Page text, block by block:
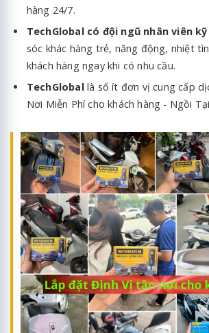
hàng 24/7.
TechGlobal có đội ngũ nhân viên
sóc khác hàng trẻ, năng động, nhiệt
khách hàng ngay khi có nhu cầu.
TechGloballà số ít đơn vị cung cấp
Nơi Miễn Phí cho khách hàng - Ngồi